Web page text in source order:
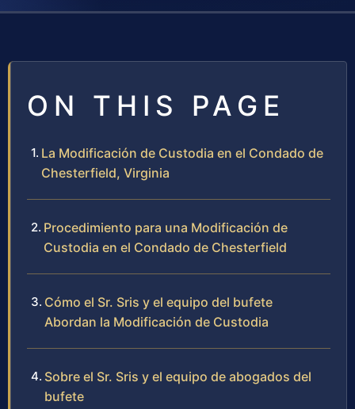
ON THIS PAGE
La Modificación de Custodia en el Condado de
Chesterfield, Virginia
Procedimiento para una Modificación de
Custodia en el Condado de Chesterfield
Cómo el Sr. Sris y el equipo del bufete
Abordan la Modificación de Custodia
Sobre el Sr. Sris y el equipo de abogados del
bufete